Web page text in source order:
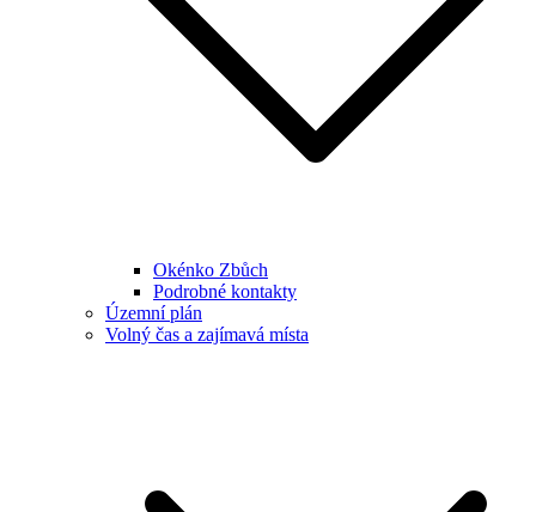
Okénko Zbůch
Podrobné kontakty
Územní plán
Volný čas a zajímavá místa